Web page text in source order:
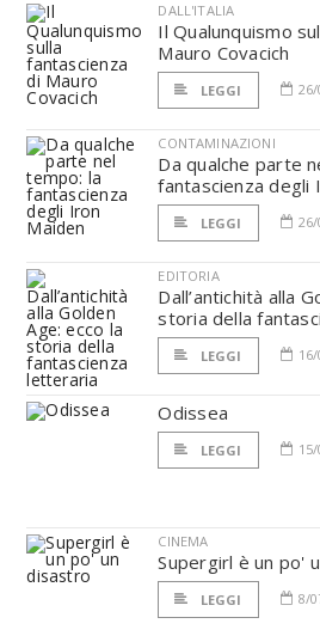
DALL'ITALIA
Il Qualunquismo
Mauro Covacich
LEGGI
CONTAMINAZIONI
Da qualche parte
fantascienza degli
LEGGI
EDITORIA
Dall’antichità alla
storia della
LEGGI
Odissea
LEGGI
CINEMA
Supergirl è un po'
LEGGI 8/